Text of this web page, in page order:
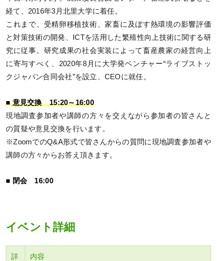
経て、2016年3月北里大学に着任。
これまで、受精卵移植技術、家畜に及ぼす熱環境の影響評価
と対策技術の開発、ICTを活用した繁殖性向上技術に関する研
究に従事。研究成果の社会実装によって畜産農家の経営向上
に寄与すべく、2020年8月に大学発ベンチャー“ライブストッ
クジャパン合同会社”を設立、CEOに就任。
■ 意見交換 15:20～16:00
現地調査参加者や講師の方々を交えながら参加者の皆さんと
の質疑や意見交換を行います。
※ZoomでのQ&A形式で皆さんからの質問に現地調査参加者や
講師の方々からお答え頂きます。
■ 閉会 16:00
イベント詳細
詳
内容